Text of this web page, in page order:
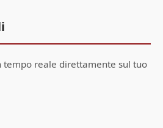
tempo reale direttamente sul tuo